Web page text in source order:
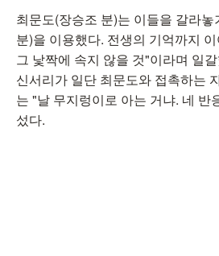
최문도(장승조 분)는 이들을 갈라
분)을 이용했다. 전생의 기억까지
그 낯짝에 속지 않을 것"이라며 일
신서리가 일단 최문도와 접촉하는
는 "날 무지렁이로 아는 거냐. 네 반
섰다.